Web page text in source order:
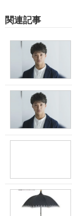
関連記事